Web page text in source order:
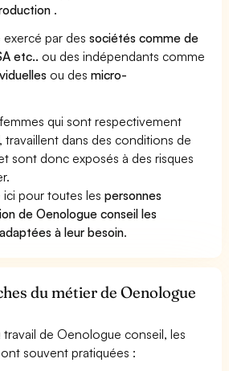
.
exercé par dessociétés comme de
etc.. ou des indépendants comme
ou desmicro-
qui sont respectivement
dans des conditions de
sont donc exposés à des risques
ici pour toutes lespersonnes
de Oenologue conseil les
à leur besoin.
du métier de Oenologue
de Oenologue conseil, les
souvent pratiquées :